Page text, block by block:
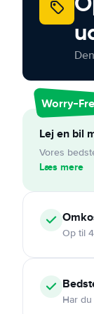
Worry-
Lej en bil
Vores
Læs mere
Op til
Har